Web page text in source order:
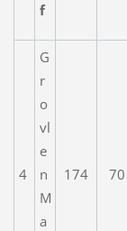
f
4
G
r
o
vl
e
n
M
a
174 70